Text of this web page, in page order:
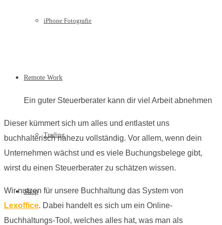
iPhone Fotografie
Remote Work
Trading
Shop
Ein guter Steuerberater kann dir viel Arbeit abnehmen
Dieser kümmert sich um alles und entlastet uns
buchhalterisch nahezu vollständig. Vor allem, wenn dein
Unternehmen wächst und es viele Buchungsbelege gibt,
wirst du einen Steuerberater zu schätzen wissen.
Wir nutzen für unsere Buchhaltung das System von
Lexoffice. Dabei handelt es sich um ein Online-
Buchhaltungs-Tool, welches alles hat, was man als